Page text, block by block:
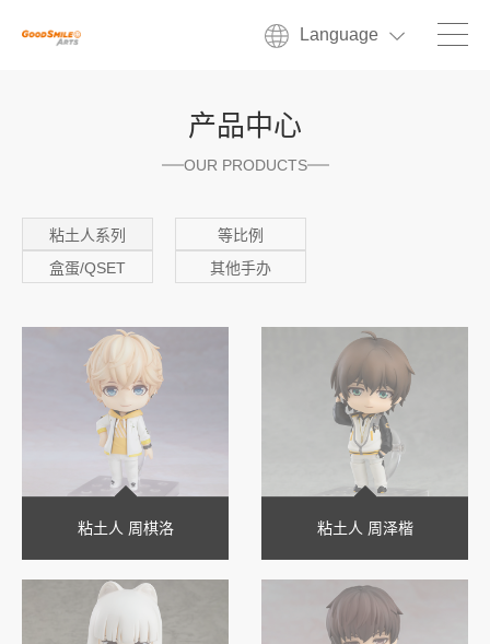
Language
产品中心
OUR PRODUCTS
粘土人系列
等比例
盒蛋/QSET
其他手办
粘土人 周棋洛 粘土人 周泽楷